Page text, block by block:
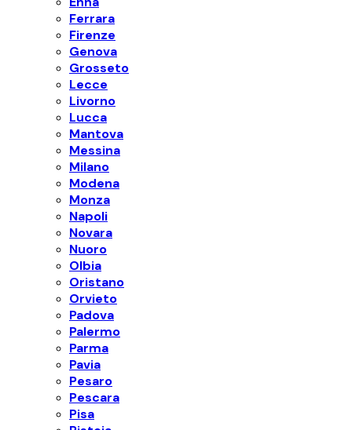
Ferrara
Firenze
Genova
Grosseto
Lecce
Livorno
Lucca
Mantova
Messina
Milano
Modena
Monza
Napoli
Novara
Nuoro
Olbia
Oristano
Orvieto
Padova
Palermo
Parma
Pavia
Pesaro
Pescara
Pisa